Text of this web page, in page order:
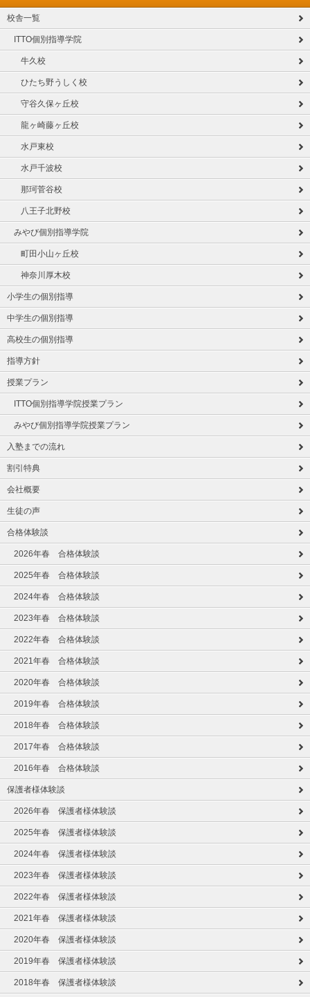
校舎一覧
ITTO個別指導学院
牛久校
ひたち野うしく校
守谷久保ヶ丘校
龍ヶ崎藤ヶ丘校
水戸東校
水戸千波校
那珂菅谷校
八王子北野校
みやび個別指導学院
町田小山ヶ丘校
神奈川厚木校
小学生の個別指導
中学生の個別指導
高校生の個別指導
指導方針
授業プラン
ITTO個別指導学院授業プラン
みやび個別指導学院授業プラン
入塾までの流れ
割引特典
会社概要
生徒の声
合格体験談
2026年春 合格体験談
2025年春 合格体験談
2024年春 合格体験談
2023年春 合格体験談
2022年春 合格体験談
2021年春 合格体験談
2020年春 合格体験談
2019年春 合格体験談
2018年春 合格体験談
2017年春 合格体験談
2016年春 合格体験談
保護者様体験談
2026年春 保護者様体験談
2025年春 保護者様体験談
2024年春 保護者様体験談
2023年春 保護者様体験談
2022年春 保護者様体験談
2021年春 保護者様体験談
2020年春 保護者様体験談
2019年春 保護者様体験談
2018年春 保護者様体験談